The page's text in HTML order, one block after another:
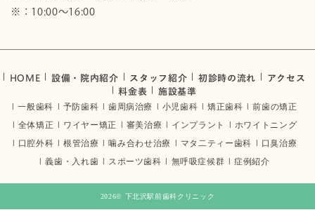
※：10:00〜16:00
HOME 設備・院内紹介 スタッフ紹介 初診時の流れ
アクセス
料金表
施設基準
一般歯科 予防歯科 歯周病治療 小児歯科 矯正歯科
前歯の矯正
全体矯正
ワイヤー矯正 審美治療 インプラント
ホワイトニング
口腔外科
根管治療 噛み合わせ治療 マタ二ティー歯科
口臭治療
義歯・入れ歯
スポーツ歯科 無呼吸症候群 症例紹介
2026© 下北沢駅前歯科クリニック